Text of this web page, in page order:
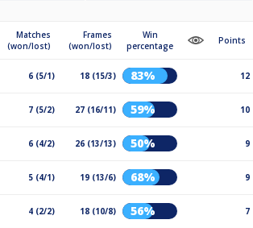
Matches
(won/lost)
Frames
(won/lost)
Win
percentage
Points
6 (5/1) 18 (15/3) 83% 12
7 (5/2) 27 (16/11) 59% 10
6 (4/2) 26 (13/13) 50% 9
5 (4/1) 19 (13/6) 68% 9
4 (2/2) 18 (10/8) 56% 7